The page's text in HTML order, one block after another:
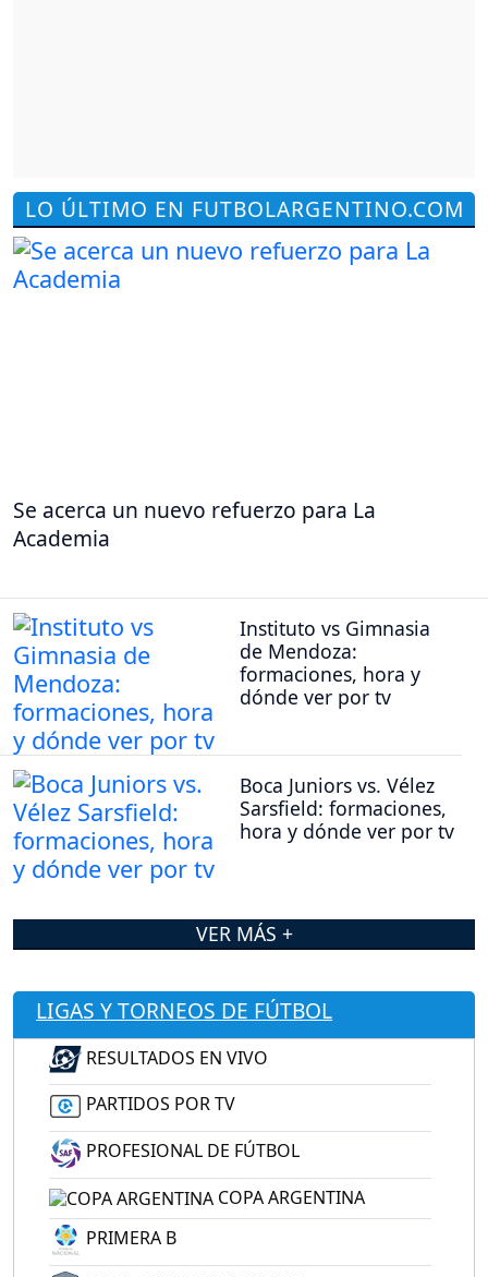
LO ÚLTIMO EN FUTBOLARGENTINO.COM
Se acerca un nuevo refuerzo para La
Academia
Instituto vs Gimnasia
de Mendoza:
formaciones, hora y
dónde ver por tv
Boca Juniors vs. Vélez
Sarsfield: formaciones,
hora y dónde ver por tv
VER MÁS +
LIGAS Y TORNEOS DE FÚTBOL
RESULTADOS EN VIVO
PARTIDOS POR TV
PROFESIONAL DE FÚTBOL
COPA ARGENTINA
PRIMERA B